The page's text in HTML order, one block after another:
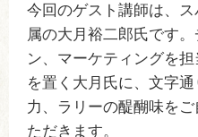
今回のゲスト講師は、
属の大月裕二郎氏です
ン、マーケティングを
を置く大月氏に、文字
力、ラリーの醍醐味を
ただきます。